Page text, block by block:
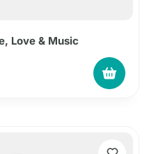
Love & Music